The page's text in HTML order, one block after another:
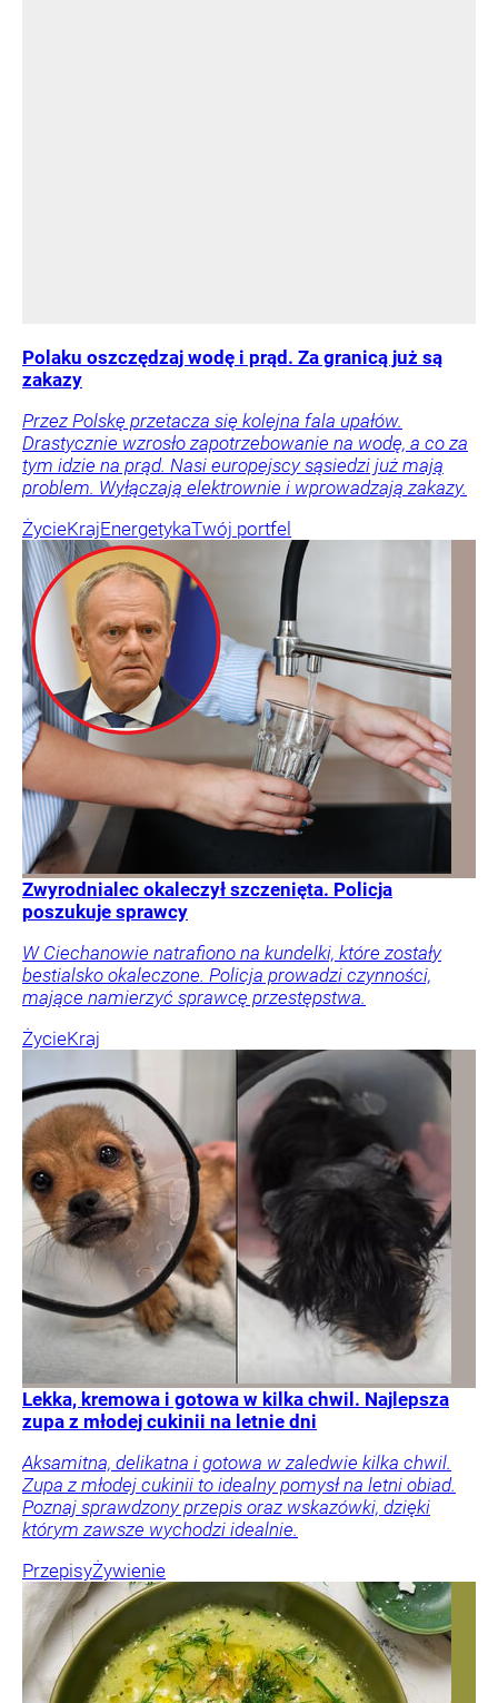
Polaku oszczędzaj wodę i prąd. Za granicą już są
zakazy
Przez Polskę przetacza się kolejna fala upałów.
Drastycznie wzrosło zapotrzebowanie na wodę, a co za
tym idzie na prąd. Nasi europejscy sąsiedzi już mają
problem. Wyłączają elektrownie i wprowadzają zakazy.
ŻycieKrajEnergetykaTwój portfel
Zwyrodnialec okaleczył szczenięta. Policja
poszukuje sprawcy
W Ciechanowie natrafiono na kundelki, które zostały
bestialsko okaleczone. Policja prowadzi czynności,
mające namierzyć sprawcę przestępstwa.
ŻycieKraj
Lekka, kremowa i gotowa w kilka chwil. Najlepsza
zupa z młodej cukinii na letnie dni
Aksamitna, delikatna i gotowa w zaledwie kilka chwil.
Zupa z młodej cukinii to idealny pomysł na letni obiad.
Poznaj sprawdzony przepis oraz wskazówki, dzięki
którym zawsze wychodzi idealnie.
PrzepisyŻywienie